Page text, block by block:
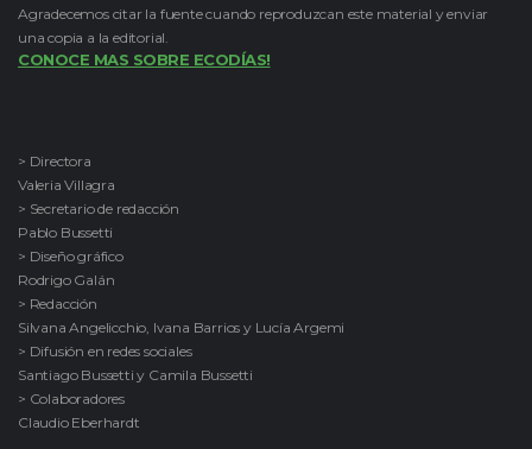
Agradecemos citar la fuente cuando reproduzcan este material y enviar
una copia a la editorial.
CONOCE MAS SOBRE ECODÍAS!
> Directora
Valeria Villagra
> Secretario de redacción
Pablo Bussetti
> Diseño gráfico
Rodrigo Galán
> Redacción
Silvana Angelicchio, Ivana Barrios y Lucía Argemi
> Difusión en redes sociales
Santiago Bussetti y Camila Bussetti
> Colaboradores
Claudio Eberhardt